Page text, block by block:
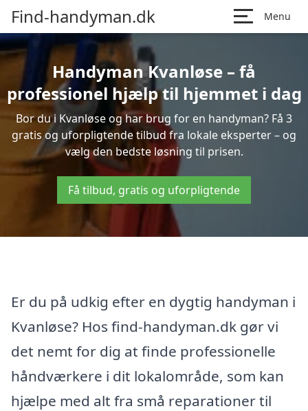
Find-handyman.dk Menu
Handyman Kvanløse – få
professionel hjælp til hjemmet i dag
Bor du i Kvanløse og har brug for en handyman? Få 3
gratis og uforpligtende tilbud fra lokale eksperter – og
vælg den bedste løsning til prisen.
Få tilbud, gratis og uforpligtende
Er du på udkig efter en dygtig handyman i
Kvanløse? Hos find-handyman.dk gør vi
det nemt for dig at finde professionelle
håndværkere i dit lokalområde, som kan
hjælpe med alt fra små reparationer til